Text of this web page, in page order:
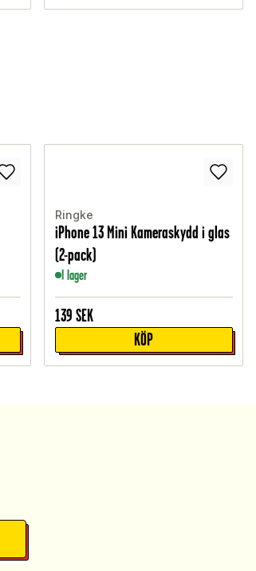
Ringke
iPhone 13 Mini Kameraskydd i glas
(2-pack)
I lager
139 SEK
KÖP